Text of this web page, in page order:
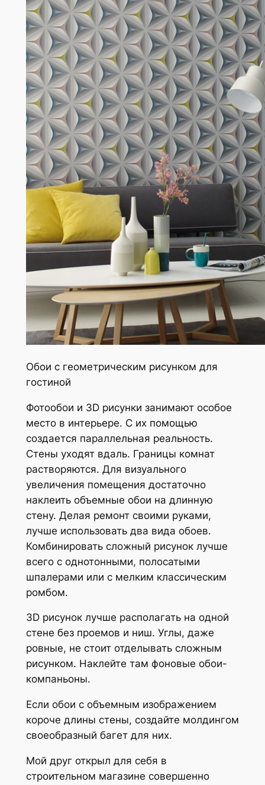
Обои с геометрическим рисунком для
гостиной
Фотообои и 3D рисунки занимают особое
место в интерьере. С их помощью
создается параллельная реальность.
Стены уходят вдаль. Границы комнат
растворяются. Для визуального
увеличения помещения достаточно
наклеить объемные обои на длинную
стену. Делая ремонт своими руками,
лучше использовать два вида обоев.
Комбинировать сложный рисунок лучше
всего с однотонными, полосатыми
шпалерами или с мелким классическим
ромбом.
3D рисунок лучше располагать на одной
стене без проемов и ниш. Углы, даже
ровные, не стоит отделывать сложным
рисунком. Наклейте там фоновые обои-
компаньоны.
Если обои с объемным изображением
короче длины стены, создайте молдингом
своеобразный багет для них.
Мой друг открыл для себя в
строительном магазине совершенно